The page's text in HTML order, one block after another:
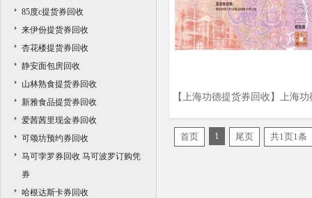
85度c提货券回收
来伊份提货券回收
杏花楼提货券回收
静安面包房回收
山林熟食提货券回收
新雅食品提货券回收
爱茜茜里现金券回收
可颂坊预约券回收
马可孛罗券回收 马可波罗订购凭
券
哈根达斯卡券回收
【上海功德提货券回收】上海功
收价格
首页
1 尾页 共1页1条